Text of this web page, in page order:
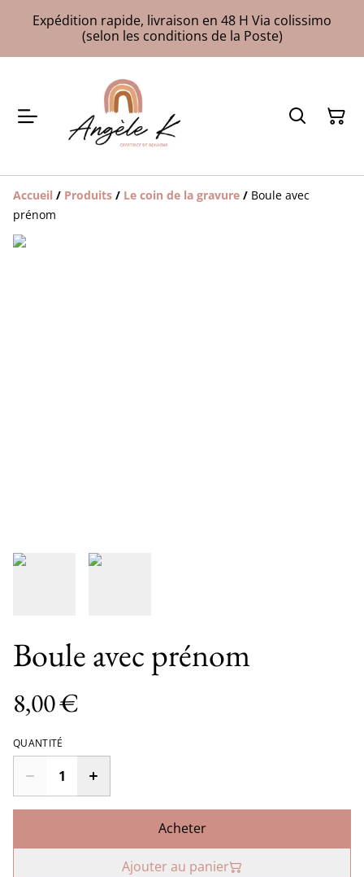
Expédition rapide, livraison en 48 H Via colissimo
(selon les conditions de la Poste)
Accueil / Produits / Le coin de la gravure / Boule avec
prénom
Boule avec prénom
8,00 €
QUANTITÉ
Acheter
Ajouter au panier